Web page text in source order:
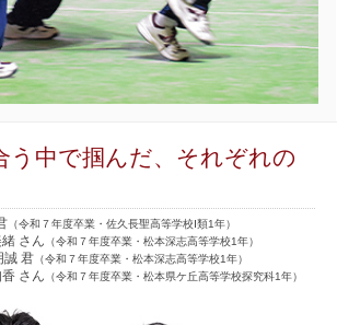
う中で掴んだ、それぞれの
（令和７年度卒業・佐久長聖高等学校Ⅰ類1年）
さん （令和７年度卒業・松本深志高等学校1年）
誠 君 （令和７年度卒業・松本深志高等学校1年）
さん （令和７年度卒業・松本県ケ丘高等学校探究科1年）